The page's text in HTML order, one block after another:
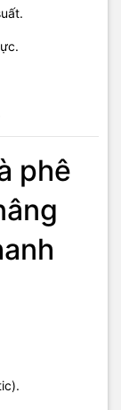
phê
âm
khảo)
thiết bị sử dụng.